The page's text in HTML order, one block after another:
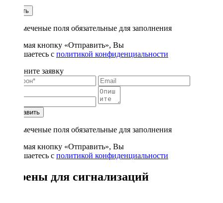
Купить
* - отмеченые поля обязательные для заполнения
Нажимая кнопку «Отправить», Вы
соглашаетесь с политикой конфиденциальности
Заполните заявку
Отправить
* - отмеченые поля обязательные для заполнения
Нажимая кнопку «Отправить», Вы
соглашаетесь с политикой конфиденциальности
Сирены для сигнализаций